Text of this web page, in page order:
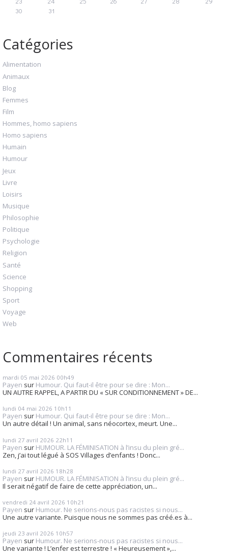
30
31
Catégories
Alimentation
Animaux
Blog
Femmes
Film
Hommes, homo sapiens
Homo sapiens
Humain
Humour
Jeux
Livre
Loisirs
Musique
Philosophie
Politique
Psychologie
Religion
Santé
Science
Shopping
Sport
Voyage
Web
Commentaires récents
mardi 05 mai 2026 00h49
Payen sur Humour. Qui faut-il être pour se dire : Mon...
UN AUTRE RAPPEL, A PARTIR DU « SUR CONDITIONNEMENT » DE...
lundi 04 mai 2026 10h11
Payen sur Humour. Qui faut-il être pour se dire : Mon...
Un autre détail ! Un animal, sans néocortex, meurt. Une...
lundi 27 avril 2026 22h11
Payen sur HUMOUR. LA FÉMINISATION à l’insu du plein gré...
Zen, j’ai tout légué à SOS Villages d’enfants ! Donc...
lundi 27 avril 2026 18h28
Payen sur HUMOUR. LA FÉMINISATION à l’insu du plein gré...
Il serait négatif de faire de cette appréciation, un...
vendredi 24 avril 2026 10h21
Payen sur Humour. Ne serions-nous pas racistes si nous...
Une autre variante. Puisque nous ne sommes pas créé.es à...
jeudi 23 avril 2026 10h57
Payen sur Humour. Ne serions-nous pas racistes si nous...
Une variante ! L’enfer est terrestre ! « Heureusement »,...